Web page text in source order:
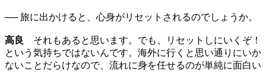
── 旅に出かけると、心身がリセットされるのでしょうか。
高良
それもあると思います。でも、リセットしにいくぞ！
という気持ちではないんです。海外に行くと思い通りにいか
ないことだらけなので、流れに身を任せるのが単純に面白い